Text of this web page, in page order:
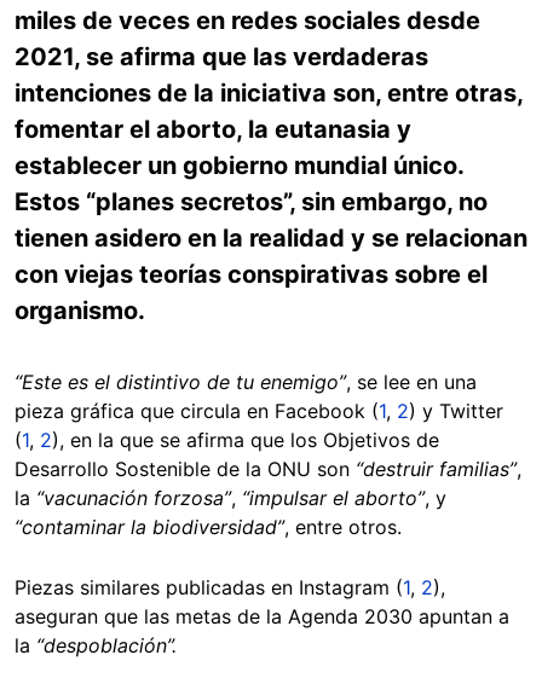
miles de veces en redes sociales desde
2021, se afirma que las verdaderas
intenciones de la iniciativa son, entre otras,
fomentar el aborto, la eutanasia y
establecer un gobierno mundial único.
Estos “planes secretos”, sin embargo, no
tienen asidero en la realidad y se relacionan
con viejas teorías conspirativas sobre el
organismo.
“Este es el distintivo de tu enemigo”, se lee en una
pieza gráfica que circula en Facebook (1, 2) y Twitter
(1, 2), en la que se afirma que los Objetivos de
Desarrollo Sostenible de la ONU son “destruir familias”,
la “vacunación forzosa”, “impulsar el aborto”, y
“contaminar la biodiversidad”, entre otros.
Piezas similares publicadas en Instagram (1, 2),
aseguran que las metas de la Agenda 2030 apuntan a
la “despoblación”.